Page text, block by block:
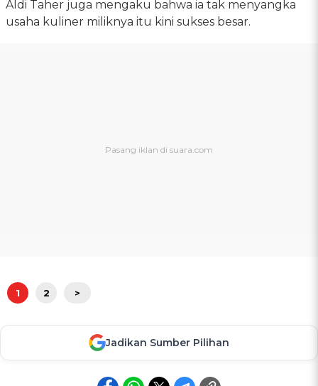
Aldi Taher juga mengaku bahwa ia tak menyangka
usaha kuliner miliknya itu kini sukses besar.
1 2 >
Jadikan Sumber Pilihan